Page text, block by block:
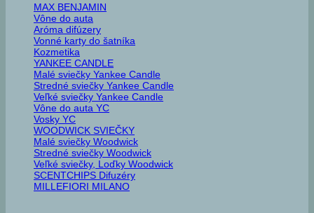
MAX BENJAMIN
Vône do auta
Aróma difúzery
Vonné karty do šatníka
Kozmetika
YANKEE CANDLE
Malé sviečky Yankee Candle
Stredné sviečky Yankee Candle
Veľké sviečky Yankee Candle
Vône do auta YC
Vosky YC
WOODWICK SVIEČKY
Malé sviečky Woodwick
Stredné sviečky Woodwick
Veľké sviečky, Loďky Woodwick
SCENTCHIPS Difuzéry
MILLEFIORI MILANO